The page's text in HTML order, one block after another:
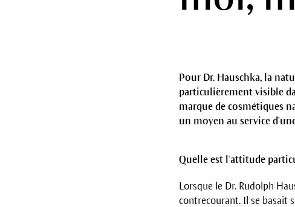
Pour Dr. Hauschka, la
particulièrement visible
marque de cosmétiques
un moyen au service
Quelle est l’attitude
Lorsque le Dr. Rudolph
contre­courant. Il se basait